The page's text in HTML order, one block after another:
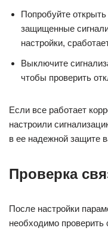
Попробуйте
защищенные
настройки,
Выключите
чтобы проверить
Если все работает
настроили
в ее надежной защите
Проверка
После настройки
необходимо проверить